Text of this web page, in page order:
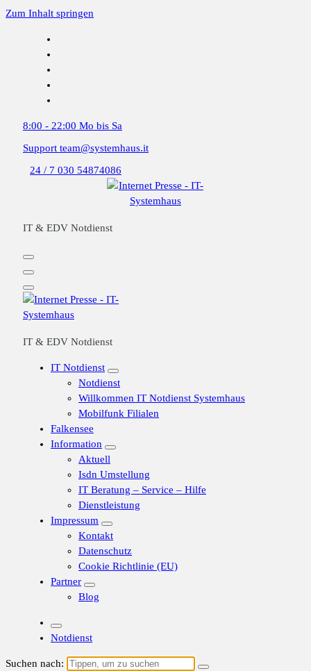
Zum Inhalt springen
8:00 - 22:00 Mo bis Sa
Support team@systemhaus.it
24 / 7 030 54874086
IT & EDV Notdienst
IT & EDV Notdienst
IT Notdienst
Notdienst
Willkommen IT Notdienst Systemhaus
Mobilfunk Filialen
Falkensee
Information
Aktuell
Isdn Umstellung
IT Beratung – Service – Hilfe
Dienstleistung
Impressum
Kontakt
Datenschutz
Cookie Richtlinie (EU)
Partner
Blog
Notdienst
Suchen nach: